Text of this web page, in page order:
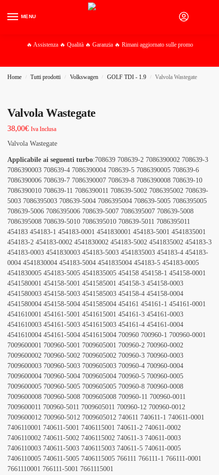
MENU
🔥 Assistenza 🔥 Qualità 🔥 Garanzia 🔥 Rimani aggiornato sulle promo
Home / Tutti prodotti / Volkswagen / GOLF TDI - 1.9 / Valvola Wastegate
Valvola Wastegate
38,00€ Iva Inclusa
Valvola Wastegate
Applicabile ai seguenti turbo:708639 708639-2 7086390002 708639-3
7086390003 708639-4 7086390004 708639-5 7086390005 708639-6
7086390006 708639-7 7086390007 708639-8 7086390008 708639-10
7086390010 708639-11 7086390011 708639-5002 7086395002 708639-
5003 7086395003 708639-5004 7086395004 708639-5005 7086395005
708639-5006 7086395006 708639-5007 7086395007 708639-5008
7086395008 708639-5010 7086395010 708639-5011 7086395011
454183 454183-1 454183-0001 4541830001 454183-5001 4541835001
454183-2 454183-0002 4541830002 454183-5002 4541835002 454183-3
454183-0003 4541830003 454183-5003 4541835003 454183-4 454183-
0004 4541830004 454183-5004 4541835004 454183-5 454183-0005
4541830005 454183-5005 4541835005 454158 454158-1 454158-0001
4541580001 454158-5001 4541585001 454158-3 454158-0003
4541580003 454158-5003 4541585003 454158-4 454158-0004
4541580004 454158-5004 4541585004 454161 454161-1 454161-0001
4541610001 454161-5001 4541615001 454161-3 454161-0003
4541610003 454161-5003 4541615003 454161-4 454161-0004
4541610004 454161-5004 4541615004 700960 700960-1 700960-0001
7009600001 700960-5001 7009605001 700960-2 700960-0002
7009600002 700960-5002 7009605002 700960-3 700960-0003
7009600003 700960-5003 7009605003 700960-4 700960-0004
7009600004 700960-5004 7009605004 700960-5 700960-0005
7009600005 700960-5005 7009605005 700960-8 700960-0008
7009600008 700960-5008 7009605008 700960-11 700960-0011
7009600011 700960-5011 7009605011 700960-12 700960-0012
7009600012 700960-5012 7009605012 740611 740611-1 740611-0001
7406110001 740611-5001 7406115001 740611-2 740611-0002
7406110002 740611-5002 7406115002 740611-3 740611-0003
7406110003 740611-5003 7406115003 740611-5 740611-0005
7406110005 740611-5005 7406115005 766111 766111-1 766111-0001
7661110001 766111-5001 7661115001